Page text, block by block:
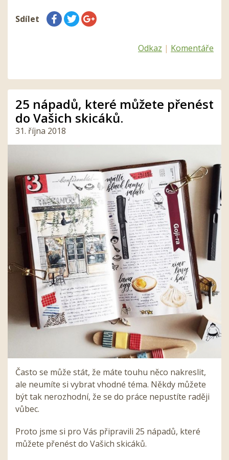
Sdílet
Odkaz | Komentáře
25 nápadů, které můžete přenést
do Vašich skicáků.
31. října 2018
Často se může stát, že máte touhu něco nakreslit,
ale neumíte si vybrat vhodné téma. Někdy můžete
být tak nerozhodní, že se do práce nepustíte raději
vůbec.
Proto jsme si pro Vás připravili 25 nápadů, které
můžete přenést do Vašich skicáků.